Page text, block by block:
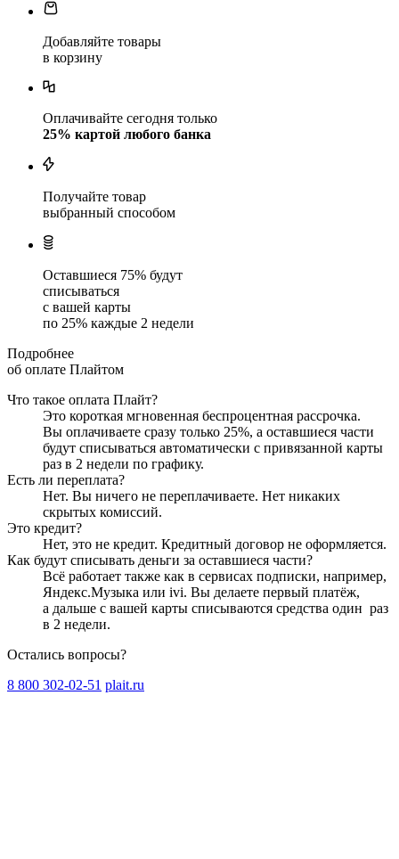
Добавляйте товары
в корзину
Оплачивайте сегодня только
25% картой любого банка
Получайте товар
выбранный способом
Оставшиеся 75% будут
списываться
с вашей карты
по 25% каждые 2 недели
Подробнее
об оплате Плайтом
Что такое оплата Плайт?
Это короткая мгновенная беспроцентная рассрочка.
Вы оплачиваете сразу только 25%, а оставшиеся части
будут списываться автоматически с привязанной карты
раз в 2 недели по графику.
Есть ли переплата?
Нет. Вы ничего не переплачиваете. Нет никаких
скрытых комиссий.
Это кредит?
Нет, это не кредит. Кредитный договор не оформляется.
Как будут списывать деньги за оставшиеся части?
Всё работает также как в сервисах подписки, например,
Яндекс.Музыка или ivi. Вы делаете первый платёж,
а дальше с вашей карты списываются средства один раз
в 2 недели.
Остались вопросы?
8 800 302-02-51 plait.ru